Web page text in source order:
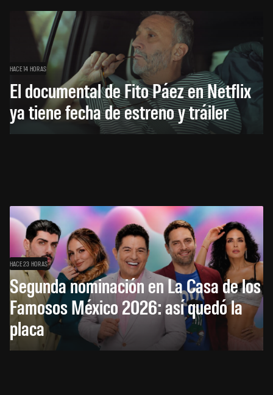
HACE 14 HORAS
El documental de Fito Páez en Netflix
ya tiene fecha de estreno y tráiler
HACE 23 HORAS
Segunda nominación en La Casa de los
Famosos México 2026: así quedó la
placa